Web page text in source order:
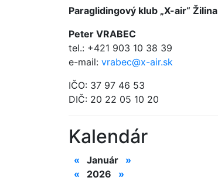
Paraglidingový klub „X-air“ Žilina
Peter VRABEC
tel.: +421 903 10 38 39
e-mail: vrabec@x-air.sk
IČO: 37 97 46 53
DIČ: 20 22 05 10 20
Kalendár
« Január
»
«
2026
»